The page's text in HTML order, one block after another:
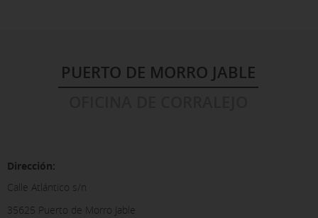
PUERTO DE MORRO JABLE
Dirección:
Calle Atlántico s/n
35625 Puerto de Morro Jable